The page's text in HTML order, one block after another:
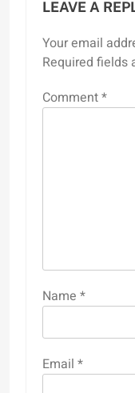
LEAVE A
Your email
Required fields
Comment*
Name *
Email *